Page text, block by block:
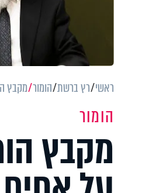
ראשי רץ ברשת הומור מקבץ
הומור
מקבץ